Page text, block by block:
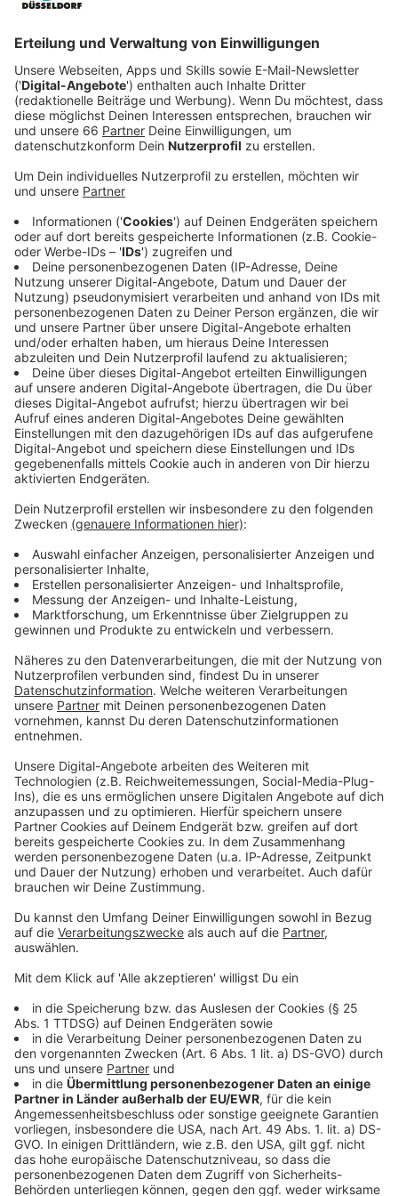
Bürgermeisters Bobby Nowak (Morgan Spector)
Welt der Politik behaupten.
Veröffentlicht:Donnerstag, 10.09.2020 07:29
Anzeige
Und das heißt für sie vor allem eins: Als ehemalige
Rechtsanwältin ist ab sofort Recht ein dehnbarer
Begriff.
Streaming-Dienst: Sky Ticket
Anzeige
Wir benötigen Ihre
Zustimmung, um den YouTube
Video-Service zu laden!
Wir verwenden einen Service eines
einzubetten. Dieser Service kann
sammeln. Bitte lesen Sie die
Details durch und stimmen Sie der
Nutzung des Service zu, um dieses
Video anzusehen.
Mehr Informationen
Akzeptieren
Jessica kämpft für Recht und Ordnung. Doch unter
Bobby Nowak ist das Gegenteil der Fall.
Anzeige
©Copyright: Sky / Universal Cable Productions
Von der angesehenen Rechtsanwaltskanzlei in das
Büro eines kuorrupten Bürgermeisters. Jessica hat
eine schwierige Aufgabe vor sich.
©Copyright: Sky / Universal Cable Productions
In Chicago erhöht sich der Druck auf Jessica. Und den
gibt sie für Bürgermeister Nowak auch gerne weiter.
Anzeige